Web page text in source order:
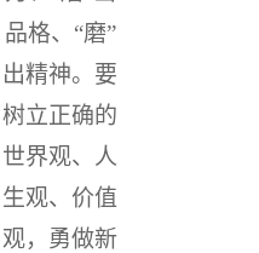
品格、“磨”
出精神。要
树立正确的
世界观、人
生观、价值
观，勇做新